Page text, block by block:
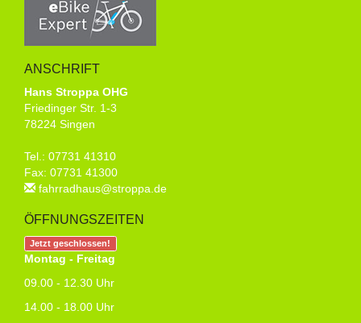
ANSCHRIFT
Hans Stroppa OHG
Friedinger Str. 1-3
78224 Singen
Tel.: 07731 41310
Fax: 07731 41300
fahrradhaus@stroppa.de
ÖFFNUNGSZEITEN
Jetzt geschlossen!
Montag - Freitag
09.00 - 12.30 Uhr
14.00 - 18.00 Uhr